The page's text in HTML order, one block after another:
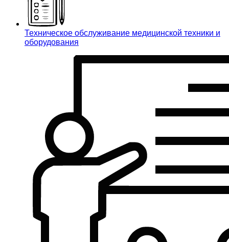
Техническое обслуживание медицинской техники и
оборудования